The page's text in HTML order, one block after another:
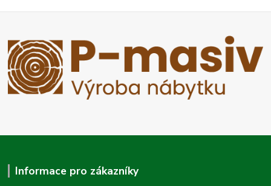
Informace pro zákazníky